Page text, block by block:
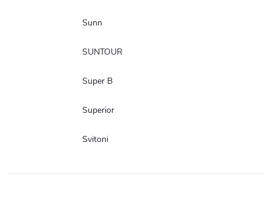
Sunn
SUNTOUR
Super B
Superior
Svitoni